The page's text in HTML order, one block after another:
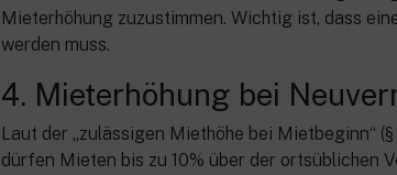
Mieterhöhung zuzustimmen. Wichtig ist, dass
werden muss.
4. Mieterhöhung bei
Laut der „zulässigen Miethöhe bei Mietbeginn“
dürfen Mieten bis zu 10% über der ortsüblichen